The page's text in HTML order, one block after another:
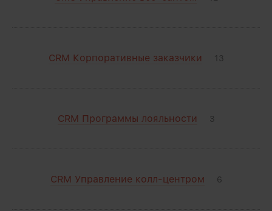
CRM Корпоративные заказчики 13
CRM Программы лояльности 3
CRM Управление колл-центром 6